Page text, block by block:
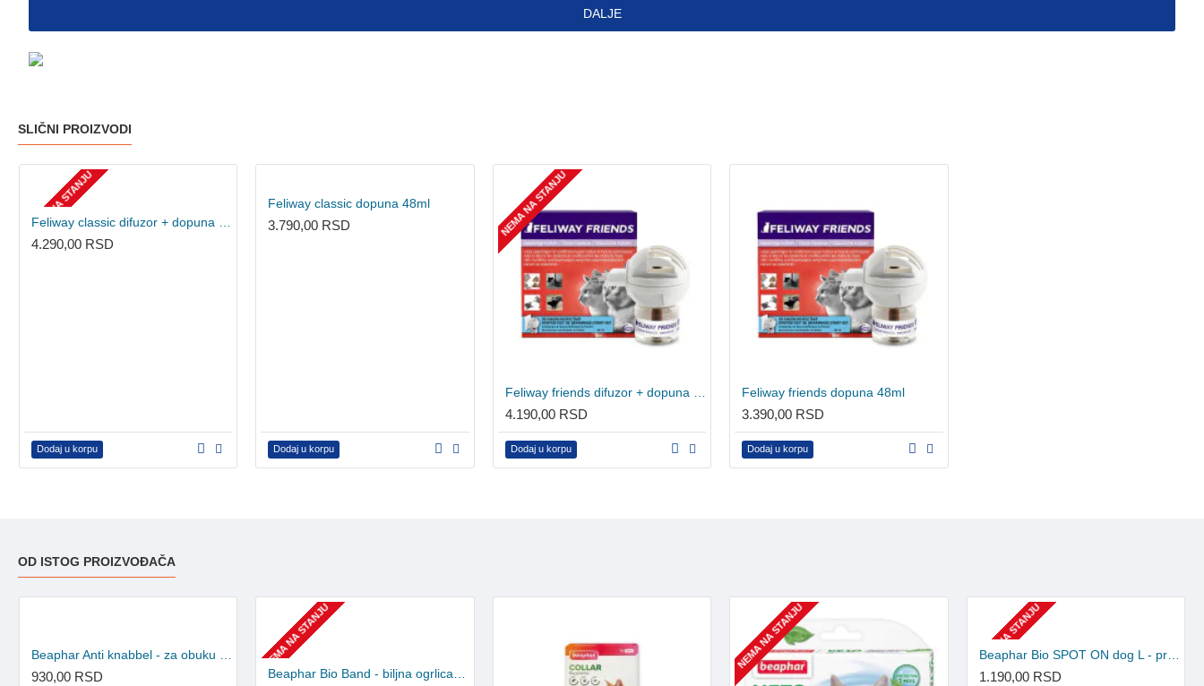
DALJE
SLIČNI PROIZVODI
NEMA NA STANJU
4.290,00 RSD
Dodaj u korpu
Feliway classic dopuna 48ml
3.790,00 RSD
Dodaj u korpu
NEMA NA STANJU
Feliway friends difuzor + dopuna 48ml
4.190,00 RSD
Dodaj u korpu
Feliway friends dopuna 48ml
3.390,00 RSD
Dodaj u korpu
OD ISTOG PROIZVOĐAČA
Beaphar Anti knabbel - za obuku štenaca i pasa 100ml
930,00 RSD
NEMA NA STANJU
Beaphar Bio Band - biljna ogrlica za pse protiv buva, krpelja i komaraca 65cm
NEMA NA STANJU NEMA NA STANJU Beaphar Bio SPOT ON dog L - preko 30kg
1.190,00 RSD